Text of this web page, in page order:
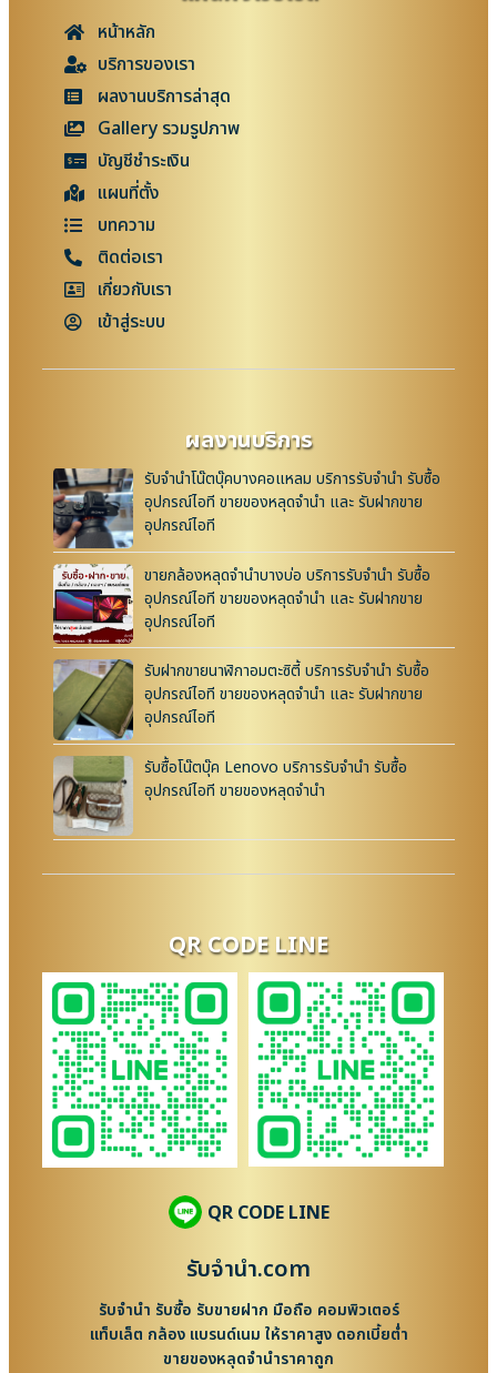
หน้าหลัก
บริการของเรา
ผลงานบริการล่าสุด
Gallery รวมรูปภาพ
บัญชีชำระเงิน
แผนที่ตั้ง
บทความ
ติดต่อเรา
เกี่ยวกับเรา
เข้าสู่ระบบ
ผลงานบริการ
รับจำนำโน๊ตบุ๊คบางคอแหลม บริการรับจำนำ รับซื้อ
อุปกรณ์ไอที ขายของหลุดจำนำ และ รับฝากขาย
อุปกรณ์ไอที
ขายกล้องหลุดจำนำบางบ่อ บริการรับจำนำ รับซื้อ
อุปกรณ์ไอที ขายของหลุดจำนำ และ รับฝากขาย
อุปกรณ์ไอที
รับฝากขายนาฬิกาอมตะซิตี้ บริการรับจำนำ รับซื้อ
อุปกรณ์ไอที ขายของหลุดจำนำ และ รับฝากขาย
อุปกรณ์ไอที
รับซื้อโน๊ตบุ๊ค Lenovo บริการรับจำนำ รับซื้อ
อุปกรณ์ไอที ขายของหลุดจำนำ
QR CODE LINE
QR CODE LINE
รับจํานํา.com
รับจำนำ รับซื้อ รับขายฝาก มือถือ คอมพิวเตอร์
แท็บเล็ต กล้อง แบรนด์เนม ให้ราคาสูง ดอกเบี้ยต่ำ
ขายของหลุดจำนำราคาถูก